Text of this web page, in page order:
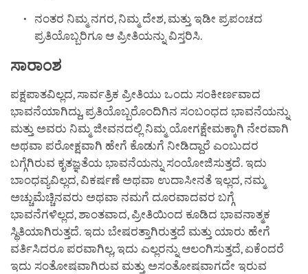
ನಂತರ ನಿಮ್ಮ ನಗರ, ನಿಮ್ಮ ದೇಶ, ಮತ್ತು ಇಡೀ ಪ್ರಪಂಚದ
ಪ್ರತಿಯೊಬ್ಬರಿಗೂ ಆ ಪ್ರೀತಿಯನ್ನು ವಿಸ್ತರಿಸಿ.
ಸಾರಾಂಶ
ಪಕ್ಷಪಾತವಿಲ್ಲದ, ಸಾರ್ವತ್ರಿಕ ಪ್ರೀತಿಯು ಒಂದು ಸಂಕೀರ್ಣವಾದ
ಭಾವನೆಯಾಗಿದ್ದು, ಪ್ರತಿಯೊಬ್ಬರೊಂದಿಗಿನ ಸಂಬಂಧದ ಭಾವನೆಯನ್ನು
ಮತ್ತು ಅವರು ನಿಮ್ಮ ಜೀವನದಲ್ಲಿ ನಿಮ್ಮ ಯೋಗಕ್ಷೇಮಕ್ಕಾಗಿ ನೇರವಾಗಿ
ಅಥವಾ ಪರೋಕ್ಷವಾಗಿ ಹೇಗೆ ಕೊಡುಗೆ ನೀಡಿದ್ದಾರೆ ಎಂಬುದರ
ಬಗ್ಗೆಗಿರುವ ಕೃತಜ್ಞತೆಯ ಭಾವನೆಯನ್ನು ಸಂಯೋಜಿಸುತ್ತದೆ. ಇದು
ಬಾಂಧವ್ಯವಿಲ್ಲದ, ವಿಕರ್ಷಣೆ ಅಥವಾ ಉದಾಸೀನತೆ ಇಲ್ಲದ, ನಮ್ಮ
ಅಚ್ಚುಮೆಚ್ಚಿನವರು ಅಥವಾ ನಮಗೆ ದೂರವಾದವರ ಬಗ್ಗೆ
ಭಾವನೆಗಳಿಲ್ಲದ, ಶಾಂತವಾದ, ಪ್ರೀತಿಯಿಂದ ಕೂಡಿದ ಭಾವನಾತ್ಮಕ
ಸ್ಥಿತಿಯಾಗಿರುತ್ತದೆ. ಇದು ಬೇಷರತ್ತಾಗಿರುತ್ತದೆ ಮತ್ತು ಯಾರು ಹೇಗೆ
ವರ್ತಿಸಿದರೂ ಪರವಾಗಿಲ್ಲ, ಇದು ಎಲ್ಲರನ್ನು ಆಲಂಗಿಸುತ್ತದೆ, ಏಕೆಂದರೆ
ಇದು ಸಂತೋಷವಾಗಿರುವ ಮತ್ತು ಅಸಂತೋಷವಾಗದೇ ಇರುವ